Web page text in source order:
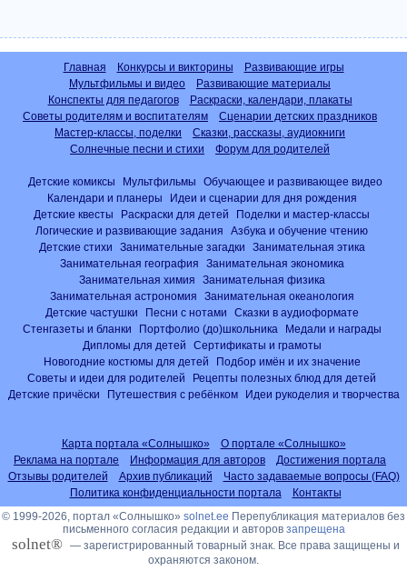
Главная Конкурсы и викторины
Развивающие игры
Мультфильмы и видео
Развивающие материалы
Конспекты для педагогов
Раскраски, календари, плакаты
Советы родителям и воспитателям
Сценарии детских праздников
Мастер-классы, поделки
Сказки, рассказы, аудиокниги
Солнечные песни и стихи
Форум для родителей
Детские комиксы Мультфильмы
Обучающее и развивающее видео
Календари и планеры
Идеи и сценарии для дня рождения
Детские квесты
Раскраски для детей
Поделки и мастер-классы
Логические и развивающие задания
Азбука и обучение чтению
Детские стихи
Занимательные загадки
Занимательная этика
Занимательная география
Занимательная экономика
Занимательная химия
Занимательная физика
Занимательная астрономия
Занимательная океанология
Детские частушки
Песни с нотами
Сказки в аудиоформате
Стенгазеты и бланки
Портфолио (до)школьника
Медали и награды
Дипломы для детей
Сертификаты и грамоты
Новогодние костюмы для детей
Подбор имён и их значение
Советы и идеи для родителей
Рецепты полезных блюд для детей
Детские причёски
Путешествия с ребёнком Идеи рукоделия и творчества
Карта портала «Солнышко»
О портале «Солнышко»
Реклама на портале
Информация для авторов
Достижения портала
Отзывы родителей
Архив публикаций
Часто задаваемые вопросы (FAQ)
Политика конфиденциальности портала
Контакты
© 1999-2026, портал «Солнышко» solnet.ee Перепубликация материалов без
письменного согласия редакции и авторов запрещена
solnet® — зарегистрированный товарный знак. Все права защищены и
охраняются законом.